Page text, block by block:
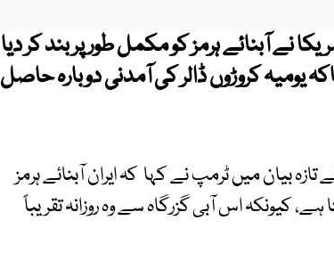
نے آبنائے ہرمز کو مکمل طور پر بند کر دیا
یومیہ کروڑوں ڈالر کی آمدنی دوبارہ حاصل
بیان میں ٹرمپ نے کہا کہ ایران آبنائے ہرمز
ہے، کیونکہ اس آبی گزرگاہ سے وہ روزانہ تقریباً